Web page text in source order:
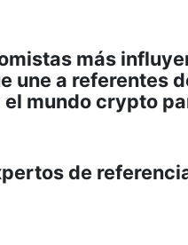
más
une a referentes
mundo crypto
de